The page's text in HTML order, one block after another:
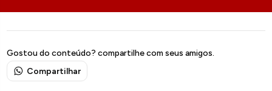
Gostou do conteúdo? compartilhe com seus amigos.
Compartilhar